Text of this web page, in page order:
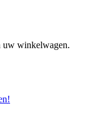
uw winkelwagen.